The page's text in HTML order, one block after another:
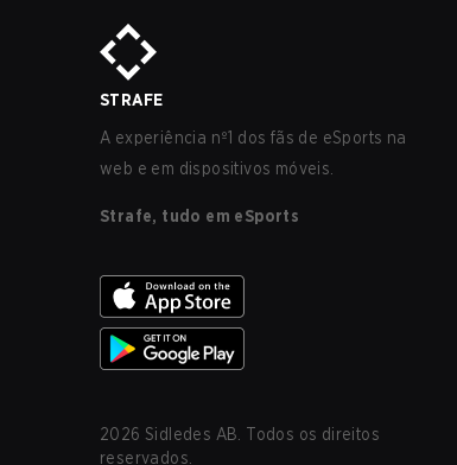
STRAFE
A experiência nº1 dos fãs de eSports na
web e em dispositivos móveis.
Strafe, tudo em eSports
2026 Sidledes AB. Todos os direitos
reservados.